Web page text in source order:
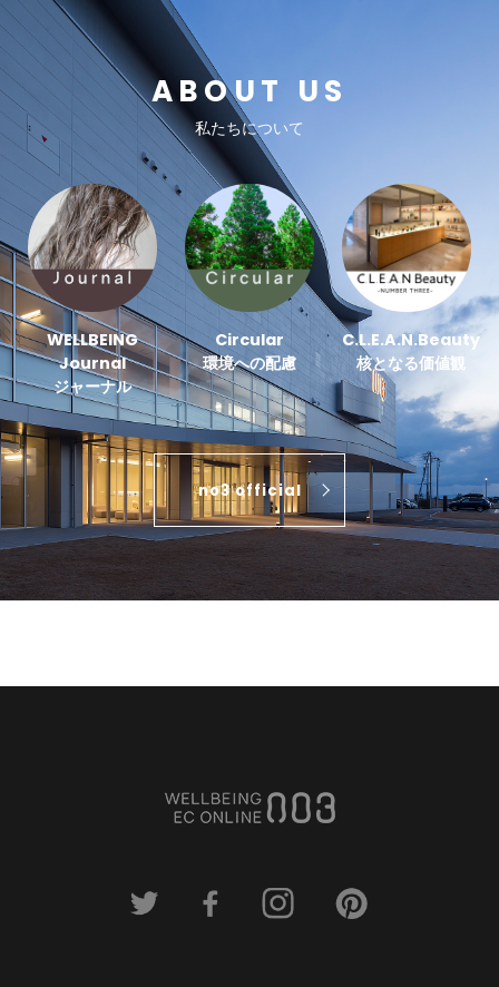
ABOUT US
私たちについて
WELLBEING
Journal
ジャーナル
Circular
環境への配慮
C.L.E.A.N.Beauty
核となる価値観
no3 official